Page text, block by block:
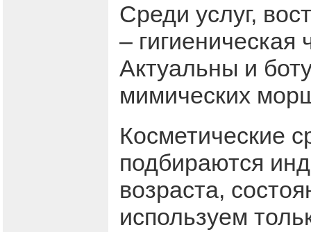
Среди услуг,
–
Актуальны и
мимических
Косметические
подбираются
возраста,
используем